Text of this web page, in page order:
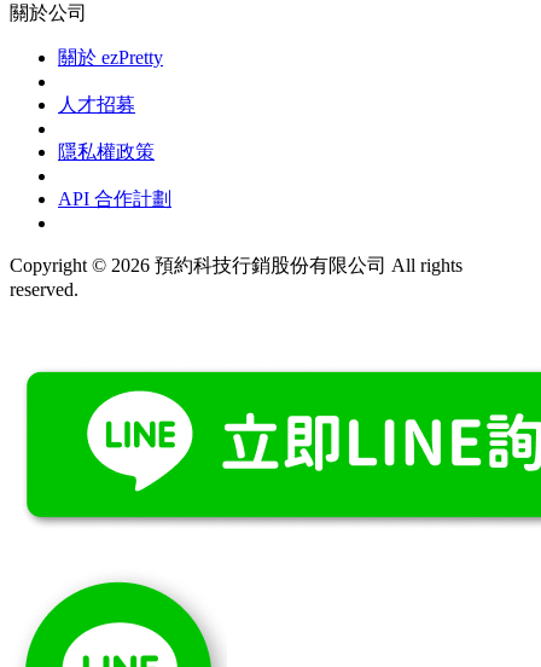
關於公司
關於 ezPretty
人才招募
隱私權政策
API 合作計劃
Copyright © 2026 預約科技行銷股份有限公司 All rights
reserved.